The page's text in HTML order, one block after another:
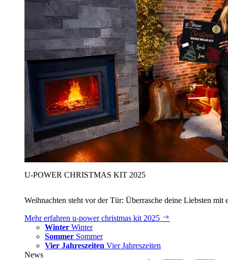
U‑POWER CHRISTMAS KIT 2025
Weihnachten steht vor der Tür: Überrasche deine Liebsten
Mehr erfahren u‑power christmas kit 2025
Winter Winter
Sommer Sommer
Vier Jahreszeiten Vier Jahreszeiten
News